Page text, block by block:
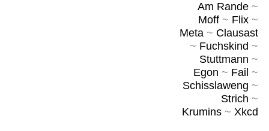
Am Rande~
Moff~ Flix~
Meta~ Clausast
~ Fuchskind ~
Stuttmann ~
Egon ~ Fail ~
Schisslaweng ~
Strich ~
Krumins~ Xkcd